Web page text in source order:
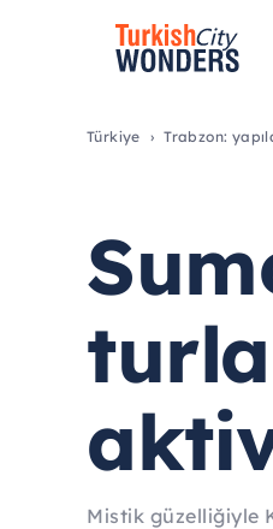
Türkiye Trabzon:
Mistik güzelliğiyle